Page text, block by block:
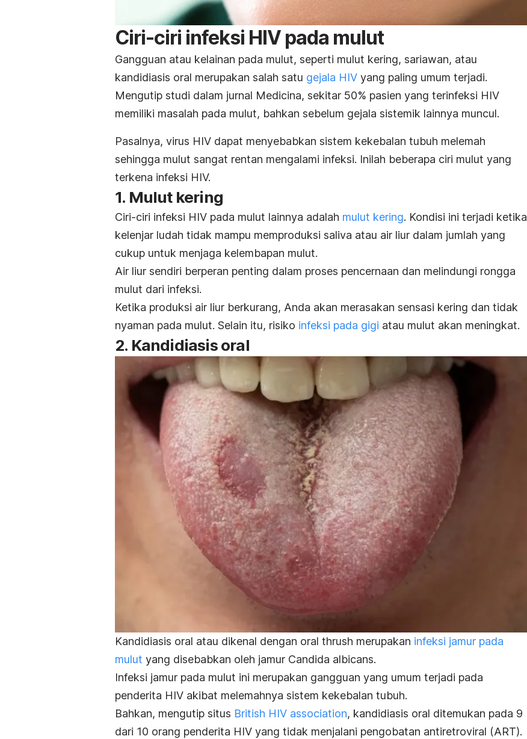
Ciri-ciri infeksi HIV pada mulut
Gangguan atau kelainan pada mulut, seperti mulut kering, sariawan, atau
kandidiasis oral merupakan salah satu gejala HIV yang paling umum terjadi.
Mengutip studi dalam jurnal Medicina, sekitar 50% pasien yang terinfeksi HIV
memiliki masalah pada mulut, bahkan sebelum gejala sistemik lainnya muncul.
Pasalnya, virus HIV dapat menyebabkan sistem kekebalan tubuh melemah
sehingga mulut sangat rentan mengalami infeksi. Inilah beberapa ciri mulut yang
terkena infeksi HIV.
1. Mulut kering
Ciri-ciri infeksi HIV pada mulut lainnya adalah mulut kering. Kondisi ini terjadi ketika
kelenjar ludah tidak mampu memproduksi saliva atau air liur dalam jumlah yang
cukup untuk menjaga kelembapan mulut.
Air liur sendiri berperan penting dalam proses pencernaan dan melindungi rongga
mulut dari infeksi.
Ketika produksi air liur berkurang, Anda akan merasakan sensasi kering dan tidak
nyaman pada mulut. Selain itu, risiko infeksi pada gigi atau mulut akan meningkat.
2. Kandidiasis oral
Kandidiasis oral atau dikenal dengan oral thrush merupakan infeksi jamur pada
mulut yang disebabkan oleh jamur Candida albicans.
Infeksi jamur pada mulut ini merupakan gangguan yang umum terjadi pada
penderita HIV akibat melemahnya sistem kekebalan tubuh.
Bahkan, mengutip situs British HIV association, kandidiasis oral ditemukan pada 9
dari 10 orang penderita HIV yang tidak menjalani pengobatan antiretroviral (ART).